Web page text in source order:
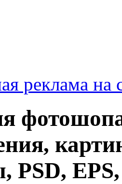
реклама на
PSD,